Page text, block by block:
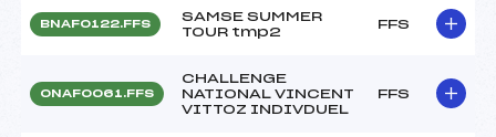
BNAF0122.FFS
SAMSE SUMMER
TOUR tmp2
FFS
ONAF0061.FFS
CHALLENGE
NATIONAL VINCENT
VITTOZ INDIVDUEL
FFS